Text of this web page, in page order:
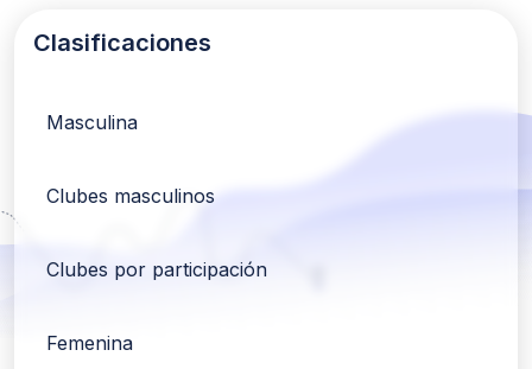
Clasificaciones
Masculina
Clubes masculinos
Clubes por participación
Femenina